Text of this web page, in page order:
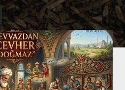
facebook
rss
açılır
menüyü
aç
Koşulları
Politikası
Politikası
Kurallar
Başvuru